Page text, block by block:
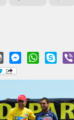
WordPressMessengerWhatsApp
Skype